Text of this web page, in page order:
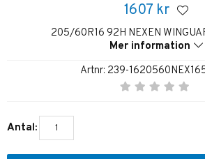
1607 kr
205/60R16 92H NEXEN
Mer information
Artnr: 239-
Antal: